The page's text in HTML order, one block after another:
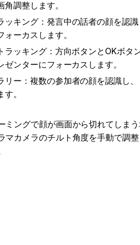
角調整します。
ッキング： 発言中の話者の顔を認識
ォーカスします。
ラッキング：方向ボタンとOKボタ
ゼンターにフォーカスします。
リー： 複数の参加者の顔を認識し、
。
ミングで顔が画面から切れてしま
マカメラのチルト角度を手動で調